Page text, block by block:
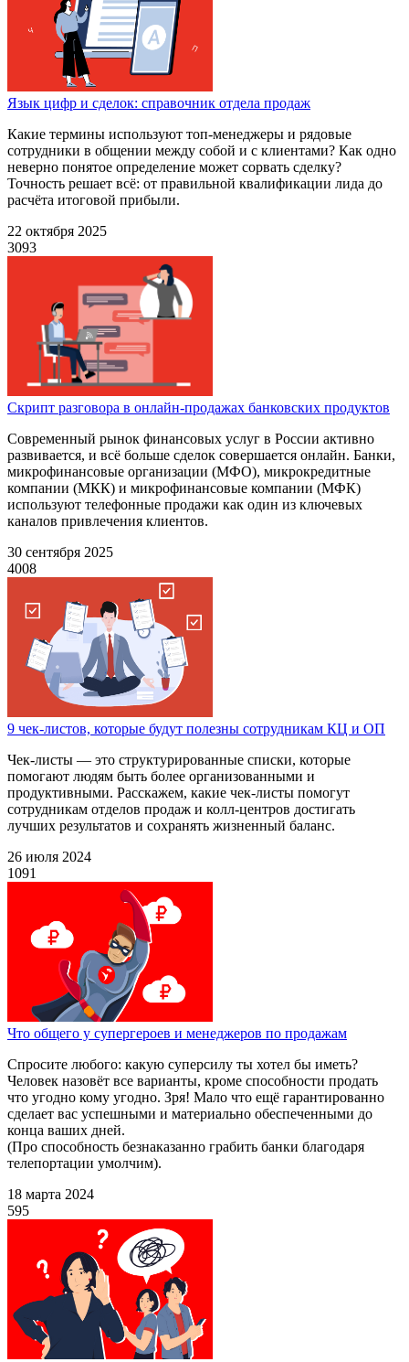
Язык цифр и сделок: справочник отдела продаж
Какие термины используют топ-менеджеры и рядовые
сотрудники в общении между собой и с клиентами? Как одно
неверно понятое определение может сорвать сделку?
Точность решает всё: от правильной квалификации лида до
расчёта итоговой прибыли.
22 октября 2025
3093
Скрипт разговора в онлайн-продажах банковских продуктов
Современный рынок финансовых услуг в России активно
развивается, и всё больше сделок совершается онлайн. Банки,
микрофинансовые организации (МФО), микрокредитные
компании (МКК) и микрофинансовые компании (МФК)
используют телефонные продажи как один из ключевых
каналов привлечения клиентов.
30 сентября 2025
4008
9 чек-листов, которые будут полезны сотрудникам КЦ и ОП
Чек-листы — это структурированные списки, которые
помогают людям быть более организованными и
продуктивными. Расскажем, какие чек-листы помогут
сотрудникам отделов продаж и колл-центров достигать
лучших результатов и сохранять жизненный баланс.
26 июля 2024
1091
Что общего у супергероев и менеджеров по продажам
Спросите любого: какую суперсилу ты хотел бы иметь?
Человек назовёт все варианты, кроме способности продать
что угодно кому угодно. Зря! Мало что ещё гарантированно
сделает вас успешными и материально обеспеченными до
конца ваших дней.
(Про способность безнаказанно грабить банки благодаря
телепортации умолчим).
18 марта 2024
595